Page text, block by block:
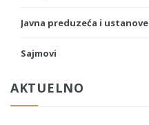
Javna preduzeća i ustanove
Sajmovi
AKTUELNO